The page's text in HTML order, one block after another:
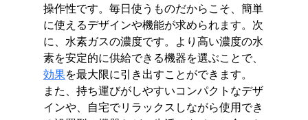
操作性です。毎日使うものだからこそ、簡単
に使えるデザインや機能が求められます。次
に、水素ガスの濃度です。より高い濃度の水
素を安定的に供給できる機器を選ぶことで、
効果を最大限に引き出すことができます。
また、持ち運びがしやすいコンパクトなデザ
インや、自宅でリラックスしながら使用でき